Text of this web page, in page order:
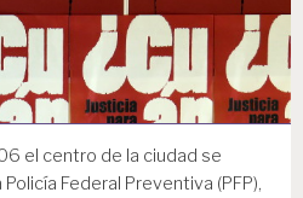
el centro de la ciudad se
Federal Preventiva (PFP),